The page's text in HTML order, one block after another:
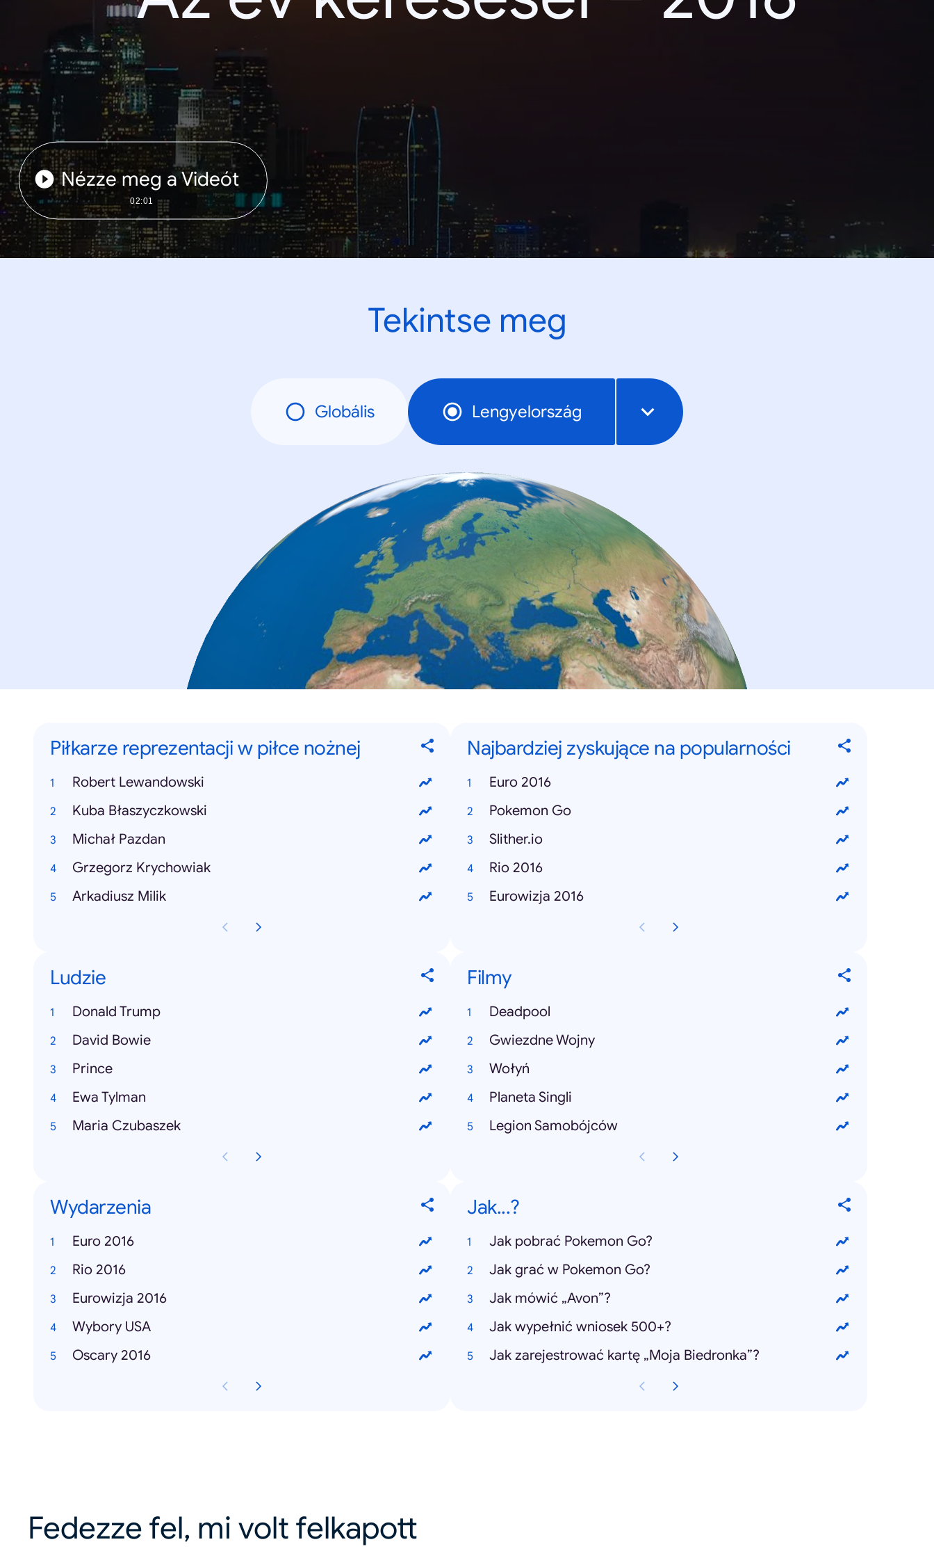
Nézze meg a Videót
02:01
Tekintse meg
Globális Lengyelország
Piłkarze reprezentacji w piłce nożnej
Robert Lewandowski
Kuba Błaszyczkowski
Michał Pazdan
Grzegorz Krychowiak
Arkadiusz Milik
Najbardziej zyskujące na popularności
Euro 2016
Pokemon Go
Slither.io
Rio 2016
Eurowizja 2016
Ludzie
Donald Trump
David Bowie
Prince
Ewa Tylman
Maria Czubaszek
Filmy
Deadpool
Gwiezdne Wojny
Wołyń
Planeta Singli
Legion Samobójców
Wydarzenia
Euro 2016
Rio 2016
Eurowizja 2016
Wybory USA
Oscary 2016
Jak...?
Jak pobrać Pokemon Go?
Jak grać w Pokemon Go?
Jak mówić „Avon”?
Jak wypełnić wniosek 500+?
Jak zarejestrować kartę „Moja Biedronka”?
Fedezze fel, mi volt felkapott